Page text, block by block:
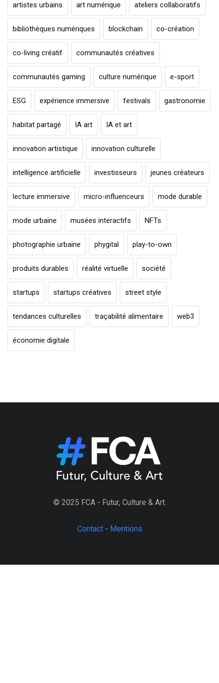
artistes urbains art numérique ateliers collaboratifs
bibliothèques numériques blockchain co-création
co-living créatif communautés créatives
communautés gaming culture numérique e-sport
ESG expérience immersive festivals gastronomie
habitat partagé IA art IA et art
innovation artistique innovation culturelle
intelligence artificielle investisseurs jeunes créateurs
lecture immersive micro-influenceurs mode durable
mode urbaine musées interactifs NFTs
photographie urbaine phygital play-to-own
produits durables réalité virtuelle société
startups startups créatives street style
tendances culturelles traçabilité alimentaire web3
économie digitale
© 2025 FCA - Futur, Culture & Art.
Contact- Mentions